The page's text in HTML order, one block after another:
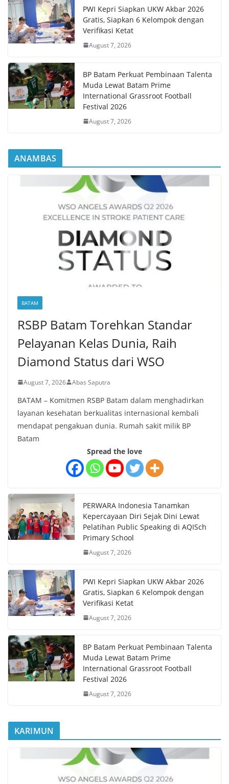
PWI Kepri Siapkan UKW Akbar 2026
Gratis, Siapkan 6 Kelompok dengan
Verifikasi Ketat
August 7, 2026
BP Batam Perkuat Pembinaan Talenta
Muda Lewat Batam Prime
International Grassroot Football
Festival 2026
August 7, 2026
ANAMBAS
BATAM
RSBP Batam Torehkan Standar
Pelayanan Kelas Dunia, Raih
Diamond Status dari WSO
August 7, 2026 Abas Saputra
BATAM – Komitmen RSBP Batam dalam menghadirkan
layanan kesehatan berkualitas internasional kembali
mendapat pengakuan dunia. Rumah sakit milik BP
Batam
Spread the love
PERWARA Indonesia Tanamkan
Kepercayaan Diri Sejak Dini Lewat
Pelatihan Public Speaking di AQISch
Primary School
August 7, 2026
PWI Kepri Siapkan UKW Akbar 2026
Gratis, Siapkan 6 Kelompok dengan
Verifikasi Ketat
August 7, 2026
BP Batam Perkuat Pembinaan Talenta
Muda Lewat Batam Prime
International Grassroot Football
Festival 2026
August 7, 2026
KARIMUN